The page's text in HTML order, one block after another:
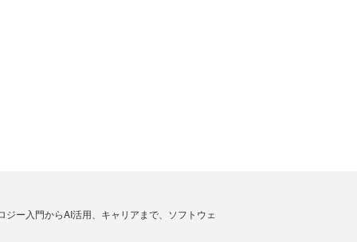
ー入門からAI活用、キャリアまで、ソフトウェ